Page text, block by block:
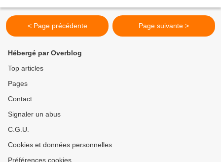
< Page précédente Page suivante >
Hébergé par Overblog
Top articles
Pages
Contact
Signaler un abus
C.G.U.
Cookies et données personnelles
Préférences cookies